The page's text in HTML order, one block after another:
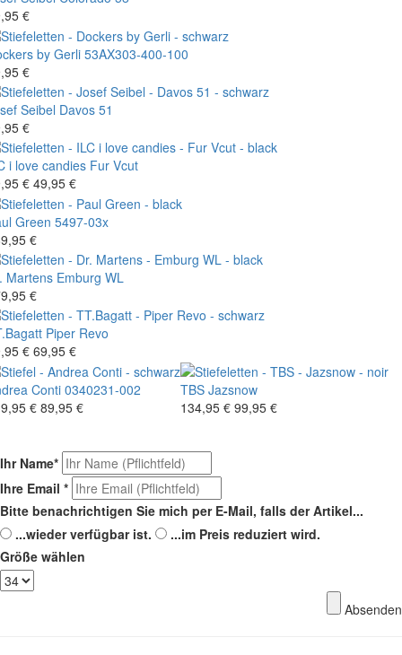
€
by Gerli 53AX303-400-100
€
Seibel Davos 51
€
i love candies Fur Vcut
€ 49,95 €
Green 5497-03x
€
Martens Emburg WL
€
Piper Revo
€ 69,95 €
Conti 0340231-002
€ 89,95 €
TBS Jazsnow
134,95 € 99,95 €
Ihr Name*
Ihre Email *
Bitte benachrichtigen Sie mich per E-Mail, falls der Artikel...
...wieder verfügbar ist.
...im Preis reduziert wird.
Größe wählen
Absenden